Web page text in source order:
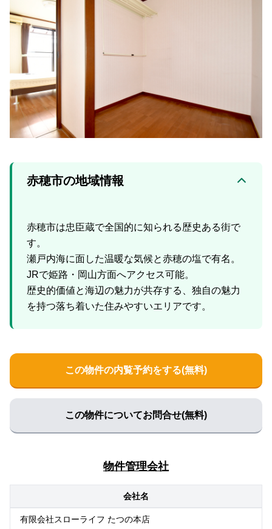
赤穂市の地域情報
赤穂市は忠臣蔵で全国的に知られる歴史ある街で
す。
瀬戸内海に面した温暖な気候と赤穂の塩で有名。
JRで姫路・岡山方面へアクセス可能。
歴史的価値と海辺の魅力が共存する、独自の魅力
この物件の内覧予約をする(無料)
この物件についてお問合せ(無料)
物件管理会社
会社名
有限会社スローライフ たつの本店